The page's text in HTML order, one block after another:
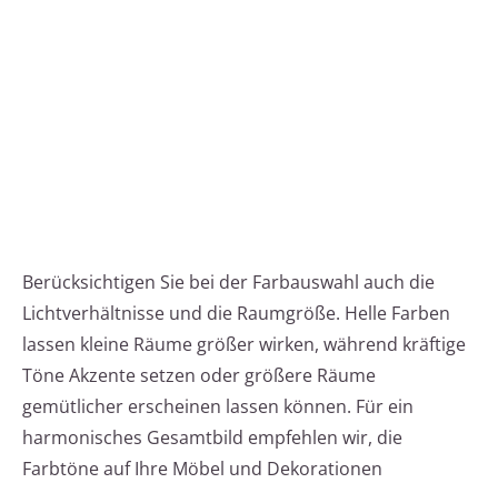
Berücksichtigen Sie bei der Farbauswahl auch die
Lichtverhältnisse und die Raumgröße. Helle Farben
lassen kleine Räume größer wirken, während kräftige
Töne Akzente setzen oder größere Räume
gemütlicher erscheinen lassen können. Für ein
harmonisches Gesamtbild empfehlen wir, die
Farbtöne auf Ihre Möbel und Dekorationen